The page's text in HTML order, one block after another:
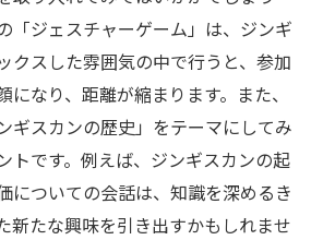
「ジェスチャーゲーム」は、ジンギ
クスした雰囲気の中で行うと、参加
になり、距離が縮まります。また、
ギスカンの歴史」をテーマにしてみ
トです。例えば、ジンギスカンの起
についての会話は、知識を深めるき
新たな興味を引き出すかもしれませ